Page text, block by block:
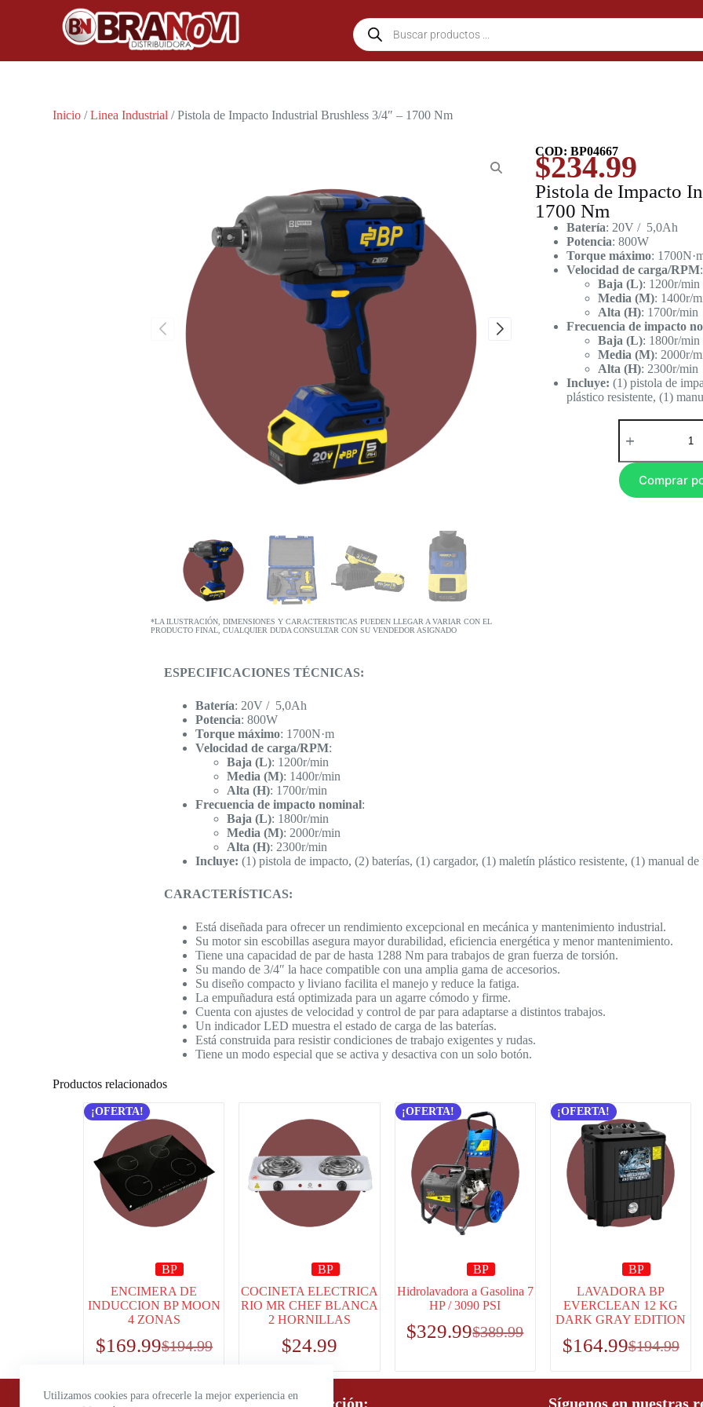
Utilizamos cookies para ofrecerle la mejor experiencia en
Inicio /Linea Industrial / Pistola de Impacto Industrial Brushless 3/4″ – 1700 Nm
*LA ILUSTRACIÓN, DIMENSIONES Y CARACTERISTICAS PUEDEN LLEGAR A VARIAR CON EL
PRODUCTO FINAL, CUALQUIER DUDA CONSULTAR CON SU VENDEDOR ASIGNADO
COD: BP04667
$234.99
Pistola de Impacto
1700 Nm
Batería: 20V / 5,0Ah
Potencia: 800W
Torque máximo:
Velocidad de carga/RPM:
Baja (L): 1200r/min
Media (M): 1400r/
Alta (H): 1700r/min
Frecuencia de impacto
Baja (L): 1800r/min
Media (M): 2000r/
Alta (H): 2300r/min
Incluye: (1) pistola de
plástico resistente, (1)
Comprar
ESPECIFICACIONES TÉCNICAS:
Batería: 20V / 5,0Ah
Potencia: 800W
Torque máximo: 1700N·m
Velocidad de carga/RPM:
Baja (L): 1200r/min
Media (M): 1400r/min
Alta (H): 1700r/min
Frecuencia de impacto nominal:
Baja (L): 1800r/min
Media (M): 2000r/min
Alta (H): 2300r/min
Incluye: (1) pistola de impacto, (2) baterías, (1) cargador, (1) maletín plástico resistente, (1) manual de
CARACTERÍSTICAS:
Está diseñada para ofrecer un rendimiento excepcional en mecánica y mantenimiento industrial.
Su motor sin escobillas asegura mayor durabilidad, eficiencia energética y menor mantenimiento.
Tiene una capacidad de par de hasta 1288 Nm para trabajos de gran fuerza de torsión.
Su mando de 3/4″ la hace compatible con una amplia gama de accesorios.
Su diseño compacto y liviano facilita el manejo y reduce la fatiga.
La empuñadura está optimizada para un agarre cómodo y firme.
Cuenta con ajustes de velocidad y control de par para adaptarse a distintos trabajos.
Un indicador LED muestra el estado de carga de las baterías.
Está construida para resistir condiciones de trabajo exigentes y rudas.
Tiene un modo especial que se activa y desactiva con un solo botón.
Productos relacionados
¡OFERTA!
BP
ENCIMERA DE
INDUCCION BP MOON
4 ZONAS
$194.99
$169.99
BP
COCINETA ELECTRICA
RIO MR CHEF BLANCA
2 HORNILLAS
$24.99
¡OFERTA!
BP
Hidrolavadora a Gasolina 7
HP / 3090 PSI
$389.99
$329.99
¡OFERTA!
BP
LAVADORA BP
EVERCLEAN 12 KG
DARK GRAY EDITION
$194.99
$164.99
Horario de atención: Dirección: Síguenos en nuestras